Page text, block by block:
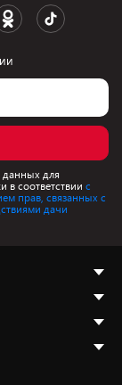
для
соответствии с
прав, связанных с
дачи